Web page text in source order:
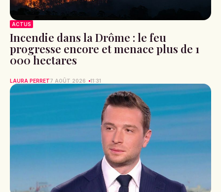
ACTUS
Incendie dans la Drôme : le feu
progresse encore et menace plus de 1
000 hectares
LAURA PERRET7 AOÛT 2026 11:31